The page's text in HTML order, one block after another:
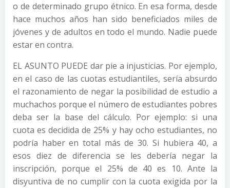
o de determinado grupo étnico. En esa forma, desde
hace muchos años han sido beneficiados miles de
jóvenes y de adultos en todo el mundo. Nadie puede
estar en contra.
EL ASUNTO PUEDE dar pie a injusticias. Por ejemplo,
en el caso de las cuotas estudiantiles, sería absurdo
el razonamiento de negar la posibilidad de estudio a
muchachos porque el número de estudiantes pobres
deba ser la base del cálculo. Por ejemplo: si una
cuota es decidida de 25% y hay ocho estudiantes, no
podría haber en total más de 30. Si hubiera 40, a
esos diez de diferencia se les debería negar la
inscripción, porque el 25% de 40 es 10. Ante la
disyuntiva de no cumplir con la cuota exigida por la